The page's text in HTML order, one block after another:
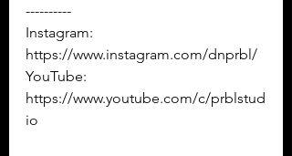
----------
Instagram:
https://www.instagram.com/dnprbl/
YouTube:
https://www.youtube.com/c/prblstud
io